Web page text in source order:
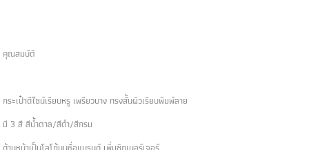
คุณสมบัติ
กระเป๋าดีไซน์เรียบหรู เพรียวบาง ทรงสั้นผิวเรียบพิมพ์ลาย
มี 3 สี สีน้ำตาล/สีดำ/สีกรม